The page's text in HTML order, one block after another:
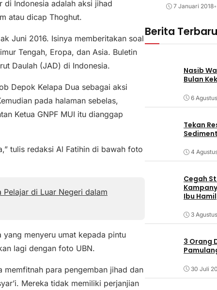
di Indonesia adalah aksi jihad
atau dicap Thoghut.
Juni 2016. Isinya memberitakan soal
Tengah, Eropa, dan Asia. Buletin
Daulah (JAD) di Indonesia.
Depok Kelapa Dua sebagai aksi
pada halaman sebelas,
Ketua GNPF MUI itu dianggap
tulis redaksi Al Fatihin di bawah foto
Pelajar di Luar Negeri dalam
menyeru umat kepada pintu
lagi dengan foto UBN.
memfitnah para pengemban jihad dan
Mereka tidak memiliki perjanjian
7 Januari 2018•
Berita Terbaru
Nasib
Bulan
6
Tekan
4
Cegah
Ibu Hamil
3
3 Orang
30 Juli